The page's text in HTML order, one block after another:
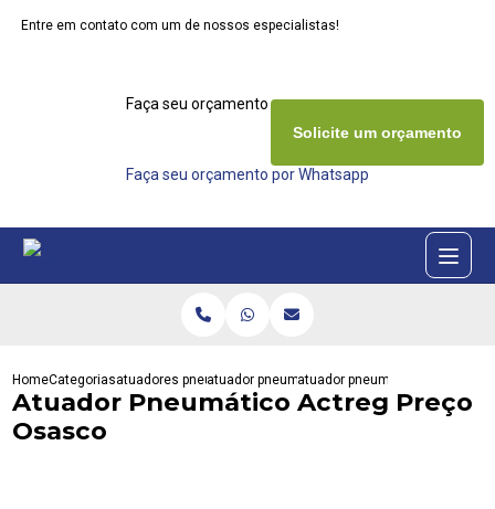
Entre em contato com um de nossos especialistas!
Faça seu orçamento agora mesmo
Faça seu orçamento por Whatsapp
Solicite um orçamento
HomeCategoriasatuadores pneumaticosatuador pneumatico interativa
atuador pneumatico actreg
Atuador Pneumático Actreg Preço
Osasco